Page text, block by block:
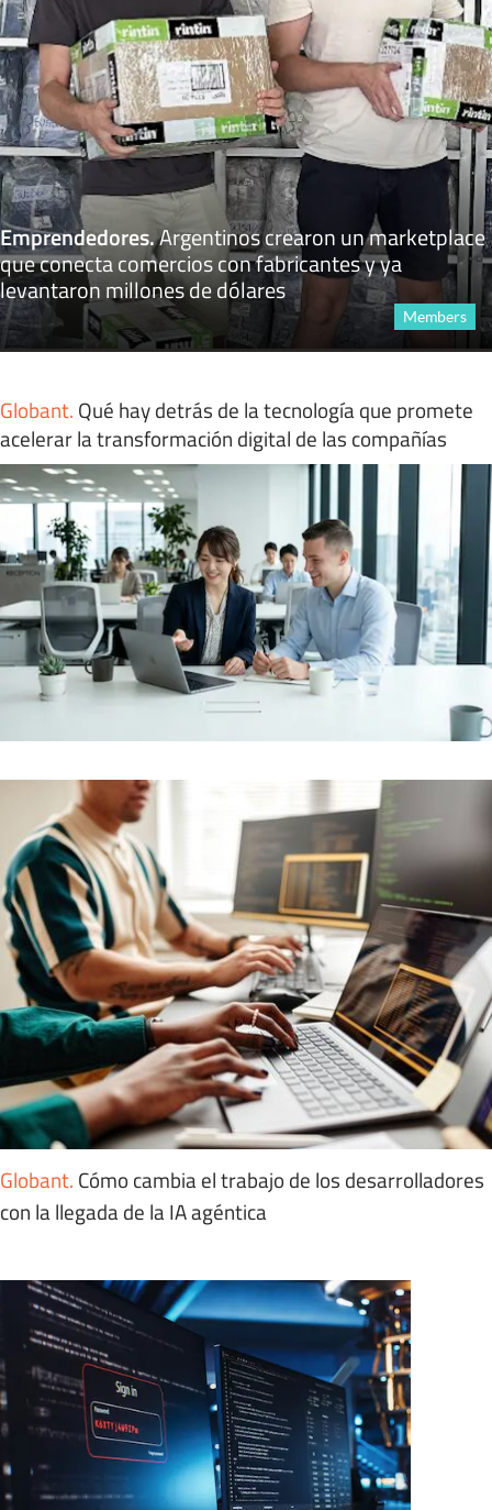
Emprendedores.Argentinos crearon un marketplace
que conecta comercios con fabricantes y ya
levantaron millones de dólares
Members
Globant. Qué hay detrás de la tecnología que promete
acelerar la transformación digital de las compañías
Globant. Cómo cambia el trabajo de los desarrolladores
con la llegada de la IA agéntica